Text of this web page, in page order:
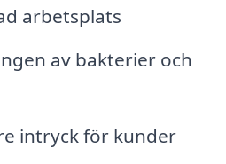
arbetsplats
av bakterier och
intryck för kunder